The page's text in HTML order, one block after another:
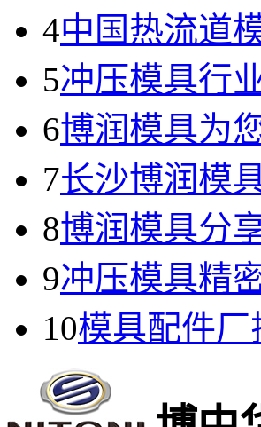
4中国热流道
5冲压模具行
6博润模具为
7长沙博润模
8博润模具分
9冲压模具精
10模具配件